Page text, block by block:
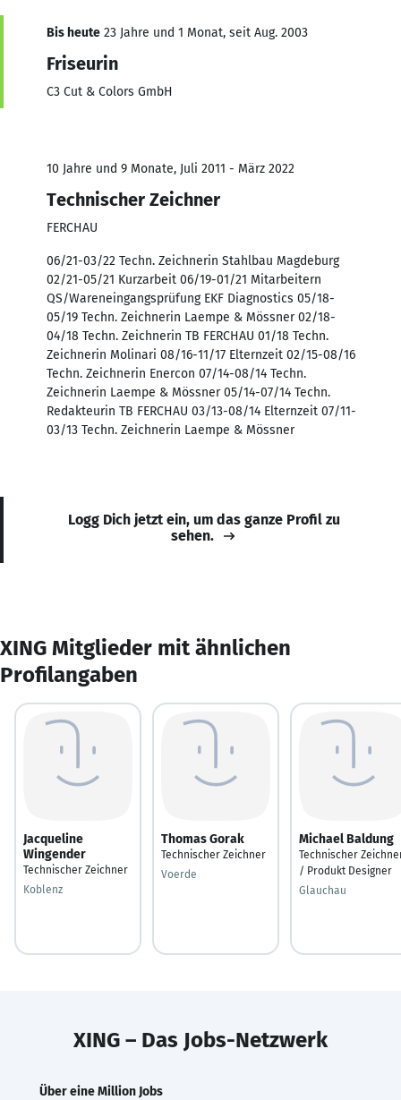
Bis heute 23 Jahre und 1 Monat, seit Aug. 2003
Friseurin
C3 Cut & Colors GmbH
10 Jahre und 9 Monate, Juli 2011 - März 2022
Technischer Zeichner
FERCHAU
06/21-03/22 Techn. Zeichnerin Stahlbau Magdeburg
02/21-05/21 Kurzarbeit 06/19-01/21 Mitarbeitern
QS/Wareneingangsprüfung EKF Diagnostics 05/18-
05/19 Techn. Zeichnerin Laempe & Mössner 02/18-
04/18 Techn. Zeichnerin TB FERCHAU 01/18 Techn.
Zeichnerin Molinari 08/16-11/17 Elternzeit 02/15-08/16
Techn. Zeichnerin Enercon 07/14-08/14 Techn.
Zeichnerin Laempe & Mössner 05/14-07/14 Techn.
Redakteurin TB FERCHAU 03/13-08/14 Elternzeit 07/11-
03/13 Techn. Zeichnerin Laempe & Mössner
Logg Dich jetzt ein, um das ganze Profil zu
sehen.
XING Mitglieder mit ähnlichen
Profilangaben
Jacqueline
Wingender
Technischer Zeichner
Koblenz
Thomas Gorak
Technischer Zeichner
Voerde
Michael Baldung
Technischer
/ Produkt Designer
Glauchau
XING – Das Jobs-Netzwerk
Über eine Million Jobs